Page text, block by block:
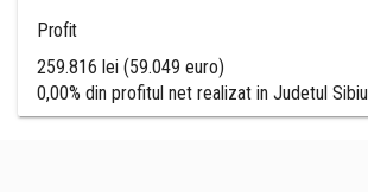
Profit
259.816 lei (59.049 euro)
0,00% din profitul net realizat in Judetul Sibiu